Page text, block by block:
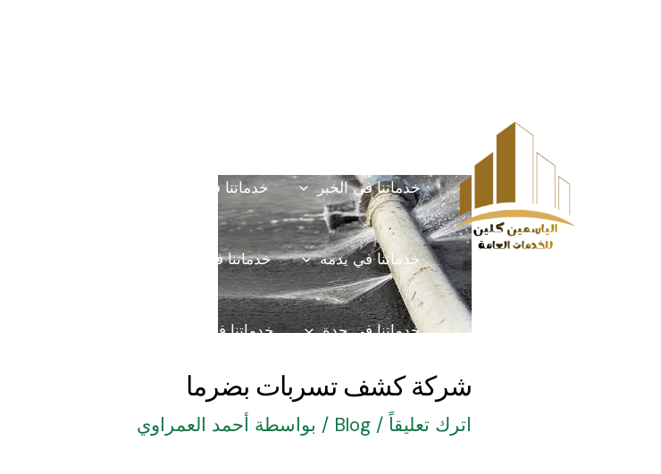
خدماتنا في الخبر خدماتنا في الجبيل
خدماتنا في يدمه خدماتنا في الباحة
خدماتنا في جدة خدماتنا في المدينة المنورة
شركة كشف تسربات بضرما
اترك تعليقاً /
Blog / بواسطة أحمد العمراوي